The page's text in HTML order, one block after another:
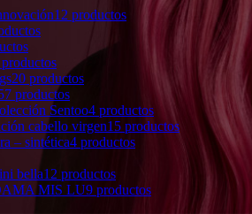
12 productos
20 productos
productos
Sentoo4 productos
cabello virgen15 productos
– sintética4 productos
bella12 productos
MIS LU9 productos